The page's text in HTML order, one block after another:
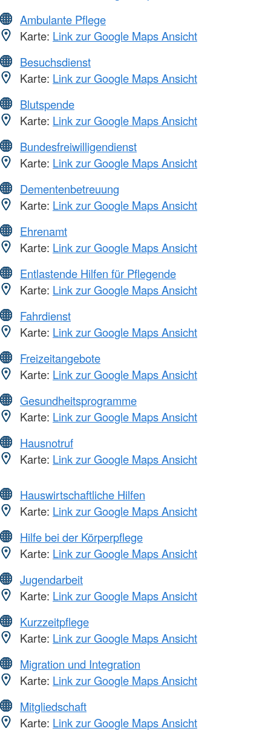
Ambulante Pflege
Karte: Link zur Google Maps Ansicht
Besuchsdienst
Karte: Link zur Google Maps Ansicht
Blutspende
Karte: Link zur Google Maps Ansicht
Bundesfreiwilligendienst
Karte: Link zur Google Maps Ansicht
Dementenbetreuung
Karte: Link zur Google Maps Ansicht
Ehrenamt
Karte: Link zur Google Maps Ansicht
Entlastende Hilfen für Pflegende
Karte: Link zur Google Maps Ansicht
Fahrdienst
Karte: Link zur Google Maps Ansicht
Freizeitangebote
Karte: Link zur Google Maps Ansicht
Gesundheitsprogramme
Karte: Link zur Google Maps Ansicht
Hausnotruf
Karte: Link zur Google Maps Ansicht
Hauswirtschaftliche Hilfen
Karte: Link zur Google Maps Ansicht
Hilfe bei der Körperpflege
Karte: Link zur Google Maps Ansicht
Jugendarbeit
Karte: Link zur Google Maps Ansicht
Kurzzeitpflege
Karte: Link zur Google Maps Ansicht
Migration und Integration
Karte: Link zur Google Maps Ansicht
Mitgliedschaft
Karte: Link zur Google Maps Ansicht